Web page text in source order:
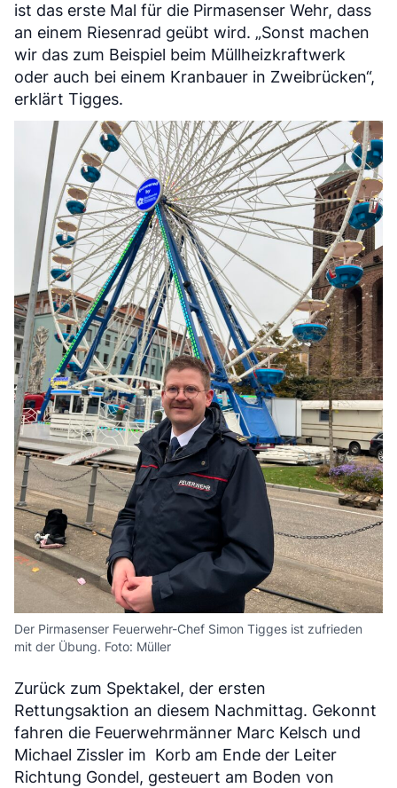
ist das erste Mal für die Pirmasenser Wehr, dass
an einem Riesenrad geübt wird. „Sonst machen
wir das zum Beispiel beim Müllheizkraftwerk
oder auch bei einem Kranbauer in Zweibrücken“,
erklärt Tigges.
Der Pirmasenser Feuerwehr-Chef Simon Tigges ist zufrieden
mit der Übung. Foto: Müller
Zurück zum Spektakel, der ersten
Rettungsaktion an diesem Nachmittag. Gekonnt
fahren die Feuerwehrmänner Marc Kelsch und
Michael Zissler im Korb am Ende der Leiter
Richtung Gondel, gesteuert am Boden von